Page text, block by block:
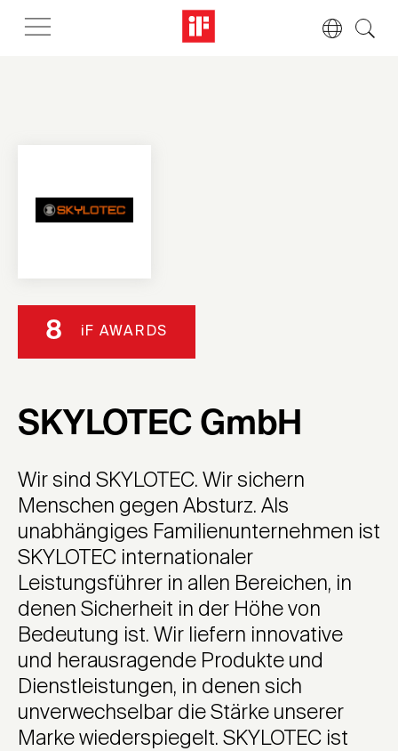
8 iF AWARDS
SKYLOTEC GmbH
Wir sind SKYLOTEC. Wir sichern
Menschen gegen Absturz. Als
unabhängiges Familienunternehmen ist
SKYLOTEC internationaler
Leistungsführer in allen Bereichen, in
denen Sicherheit in der Höhe von
Bedeutung ist. Wir liefern innovative
und herausragende Produkte und
Dienstleistungen, in denen sich
unverwechselbar die Stärke unserer
Marke wiederspiegelt. SKYLOTEC ist